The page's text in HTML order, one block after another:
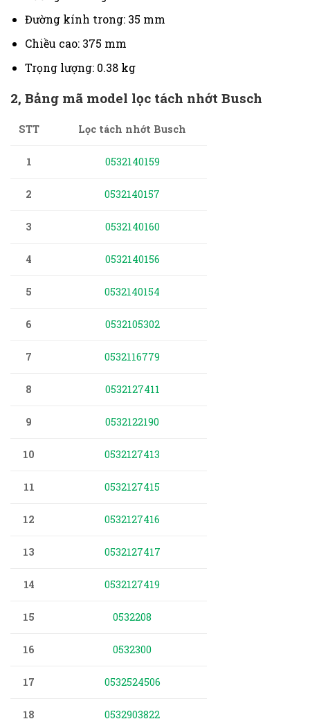
Đường kính trong: 35 mm
Chiều cao: 375 mm
Trọng lượng: 0.38 kg
2, Bảng mã model lọc tách nhớt Busch
STT Lọc tách nhớt Busch
1 0532140159
2 0532140157
3 0532140160
4 0532140156
5 0532140154
6 0532105302
7 0532116779
8 0532127411
9 0532122190
10 0532127413
11 0532127415
12 0532127416
13 0532127417
14 0532127419
15 0532208
16 0532300
17 0532524506
18 0532903822